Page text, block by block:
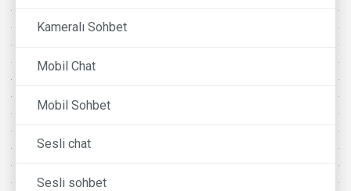
Kameralı Sohbet
Mobil Chat
Mobil Sohbet
Sesli chat
Sesli sohbet